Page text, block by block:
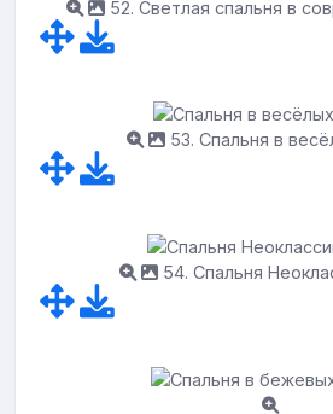
52. Светлая спальня в
53. Спальня в
54. Спальня